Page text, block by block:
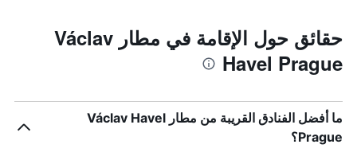
حقائق حول الإقامة في مطار Václav
Havel Prague
ما أفضل الفنادق القريبة من مطار Václav Havel
Prague؟